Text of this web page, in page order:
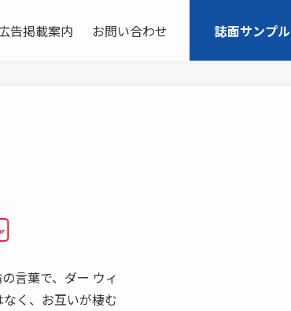
告掲載案内 お問い合わせ 誌面サンプル
言葉で、ダー ウィ
く、お互いが棲む